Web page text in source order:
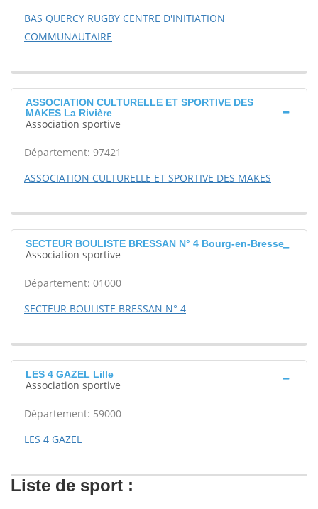
BAS QUERCY RUGBY CENTRE D'INITIATION
COMMUNAUTAIRE
ASSOCIATION CULTURELLE ET SPORTIVE DES
MAKES La Rivière
Association sportive
Département: 97421
ASSOCIATION CULTURELLE ET SPORTIVE DES MAKES
SECTEUR BOULISTE BRESSAN N° 4 Bourg-en-Bresse
Association sportive
Département: 01000
SECTEUR BOULISTE BRESSAN N° 4
LES 4 GAZEL Lille
Association sportive
Département: 59000
LES 4 GAZEL
Liste de sport :